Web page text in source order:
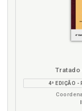
Tratado
4ª EDIÇÃO -